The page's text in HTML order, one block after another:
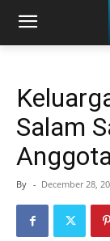
Salam
By - December 28,